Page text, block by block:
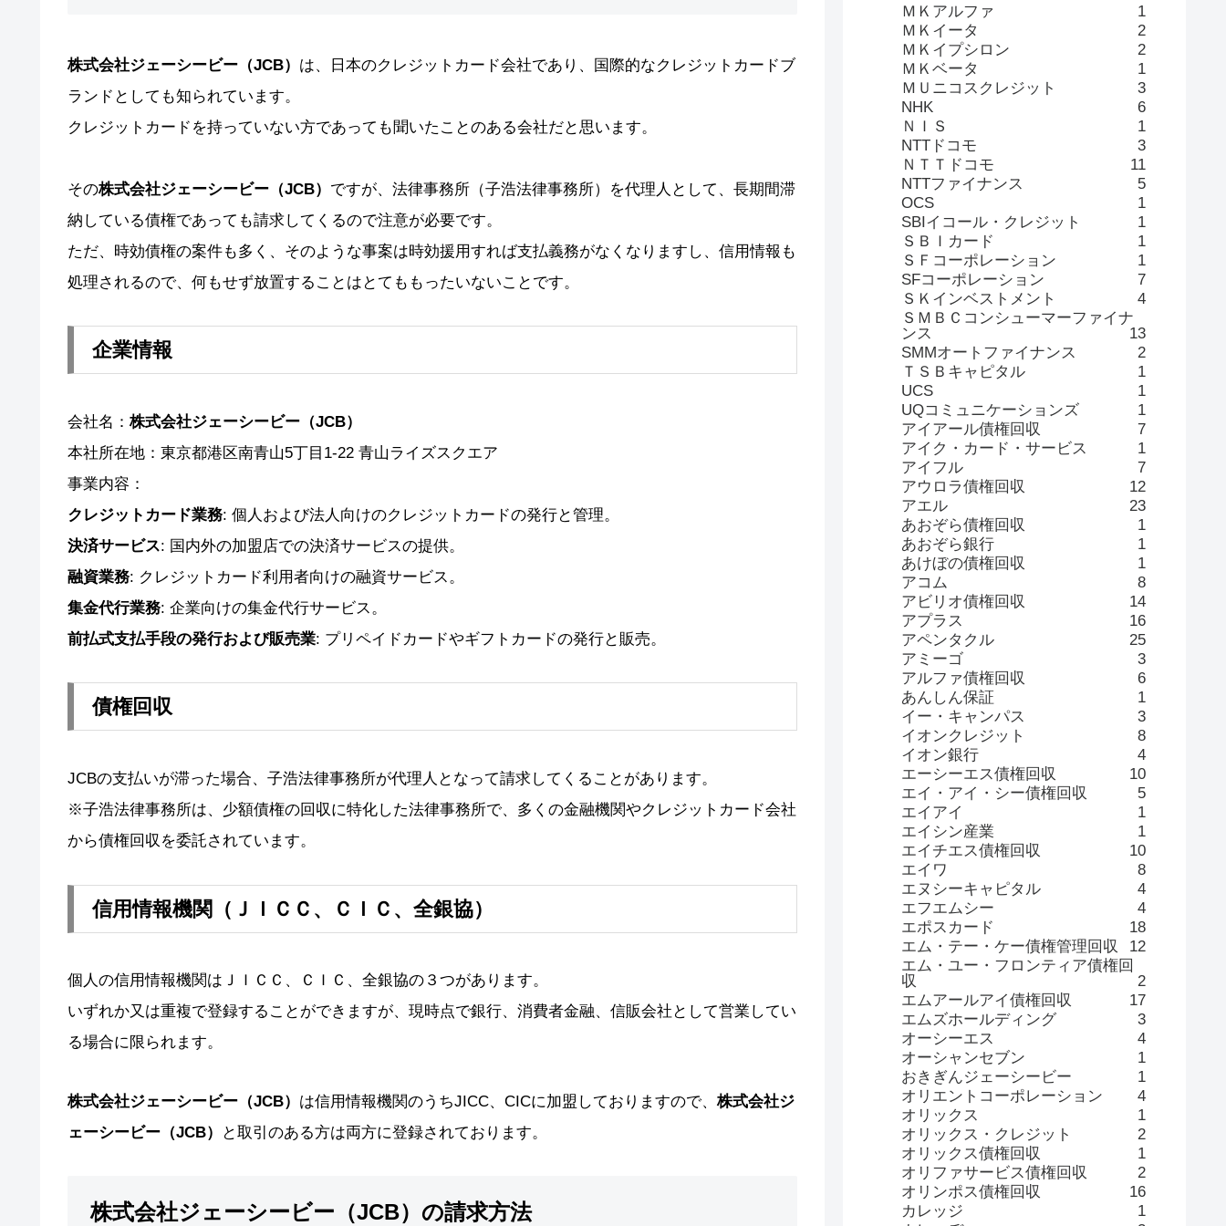
株式会社ジェーシービー（JCB） は、日本のクレジットカード会社であり、国際的なクレジットカードブ
ランドとしても知られています。
クレジットカードを持っていない方であっても聞いたことのある会社だと思います。
その株式会社ジェーシービー（JCB） ですが、法律事務所（子浩法律事務所）を代理人として、長期間滞
納している債権であっても請求してくるので注意が必要です。
ただ、時効債権の案件も多く、そのような事案は時効援用すれば支払義務がなくなりますし、信用情報も
処理されるので、何もせず放置することはとてももったいないことです。
企業情報
会社名： 株式会社ジェーシービー（JCB）
本社所在地：東京都港区南青山5丁目1-22 青山ライズスクエア
事業内容：
クレジットカード業務: 個人および法人向けのクレジットカードの発行と管理。
決済サービス: 国内外の加盟店での決済サービスの提供。
融資業務: クレジットカード利用者向けの融資サービス。
集金代行業務: 企業向けの集金代行サービス。
前払式支払手段の発行および販売業: プリペイドカードやギフトカードの発行と販売。
債権回収
JCBの支払いが滞った場合、子浩法律事務所が代理人となって請求してくることがあります。
※子浩法律事務所は、少額債権の回収に特化した法律事務所で、多くの金融機関やクレジットカード会社
から債権回収を委託されています。
信用情報機関（ＪＩＣＣ、ＣＩＣ、全銀協）
個人の信用情報機関はＪＩＣＣ、ＣＩＣ、全銀協の３つがあります。
いずれか又は重複で登録することができますが、現時点で銀行、消費者金融、信販会社として営業してい
る場合に限られます。
株式会社ジェーシービー（JCB） は信用情報機関のうちJICC、CICに加盟しておりますので、 株式会社ジ
ェーシービー（JCB）
と取引のある方は両方に登録されております。
株式会社ジェーシービー（JCB）の請求方法
ＭＫアルファ
1
ＭＫイータ
2
ＭＫイプシロン
2
ＭＫベータ
1
ＭＵニコスクレジット
3
NHK
6
ＮＩＳ
1
NTTドコモ
3
ＮＴＴドコモ
11
NTTファイナンス
5
OCS
1
SBIイコール・クレジット
1
ＳＢＩカード
1
ＳＦコーポレーション
1
SFコーポレーション
7
ＳＫインベストメント
4
ＳＭＢＣコンシューマーファイナ
ンス
13
SMMオートファイナンス
2
ＴＳＢキャピタル
1
UCS
1
UQコミュニケーションズ
1
アイアール債権回収
7
アイク・カード・サービス
1
アイフル
7
アウロラ債権回収
12
アエル
23
あおぞら債権回収
1
あおぞら銀行
1
あけぼの債権回収
1
アコム
8
アビリオ債権回収
14
アプラス
16
アペンタクル
25
アミーゴ
3
アルファ債権回収
6
あんしん保証
1
イー・キャンパス
3
イオンクレジット
8
イオン銀行
4
エーシーエス債権回収
10
エイ・アイ・シー債権回収
5
エイアイ
1
エイシン産業
1
エイチエス債権回収
10
エイワ
8
エヌシーキャピタル
4
エフエムシー
4
エポスカード
18
エム・テー・ケー債権管理回収
12
エム・ユー・フロンティア債権回
収
2
エムアールアイ債権回収
17
エムズホールディング
3
オーシーエス
4
オーシャンセブン
1
おきぎんジェーシービー
1
オリエントコーポレーション
4
オリックス
1
オリックス・クレジット
2
オリックス債権回収
1
オリファサービス債権回収
2
オリンポス債権回収
16
カレッジ
1